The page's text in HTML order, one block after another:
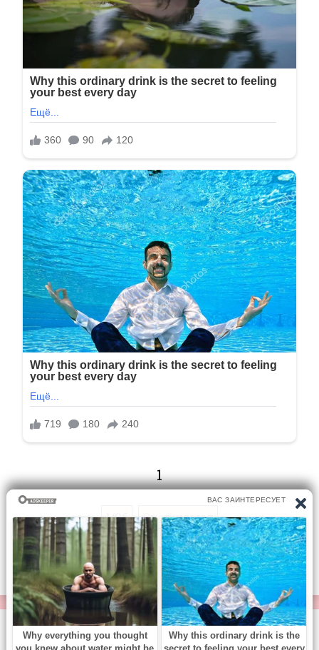
1
1/96 Следующая
Перейти на страницу:
© https://vse-knigi.org